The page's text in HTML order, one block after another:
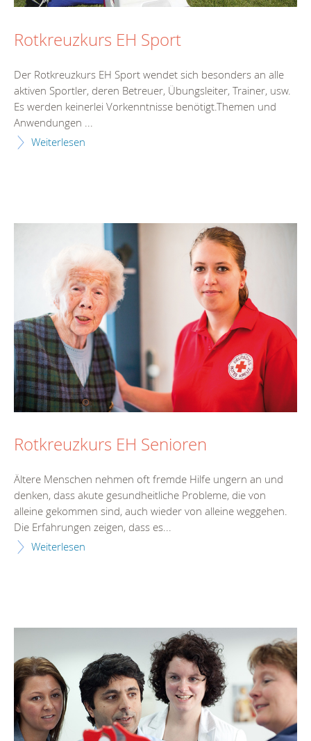
Rotkreuzkurs EH Sport
Der Rotkreuzkurs EH Sport wendet sich besonders an alle
aktiven Sportler, deren Betreuer, Übungsleiter, Trainer, usw.
Es werden keinerlei Vorkenntnisse benötigt.Themen und
Anwendungen ...
Weiterlesen
Rotkreuzkurs EH Senioren
Ältere Menschen nehmen oft fremde Hilfe ungern an und
denken, dass akute gesundheitliche Probleme, die von
alleine gekommen sind, auch wieder von alleine weggehen.
Die Erfahrungen zeigen, dass es...
Weiterlesen